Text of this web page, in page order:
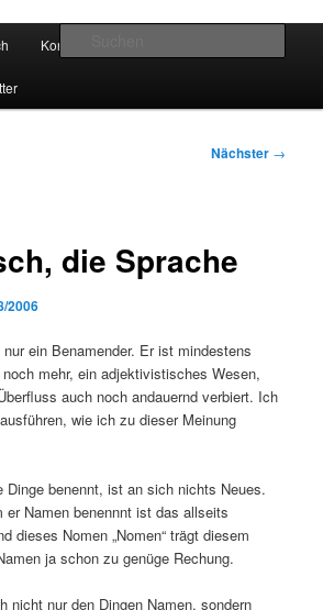
Kontakt
Nächster →
die Sprache
2006
ein Benamender. Er ist mindestens
mehr, ein adjektivistisches Wesen,
auch noch andauernd verbiert. Ich
wie ich zu dieser Meinung
Dinge benennt, ist an sich nichts Neues.
er Namen benennnt ist das allseits
dieses Nomen „Nomen“ trägt diesem
ja schon zu genüge Rechung.
nicht nur den Dingen Namen, sondern